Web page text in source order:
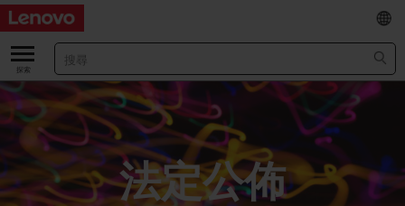
關於我們
關於公司
董事長兼首席執行官報告書
業績及財務數據
主要財務數據
投資者
EN
/
简
法定公佈